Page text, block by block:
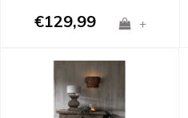
€129,99 +